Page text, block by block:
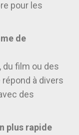
pour les
de
du film ou des
à divers
des
plus rapide